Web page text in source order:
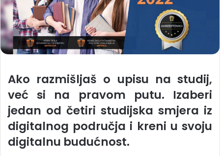
Ako razmišljaš o upisu na studij,
već si na pravom putu. Izaberi
jedan od četiri studijska smjera iz
digitalnog područja i kreni u svoju
digitalnu budućnost.